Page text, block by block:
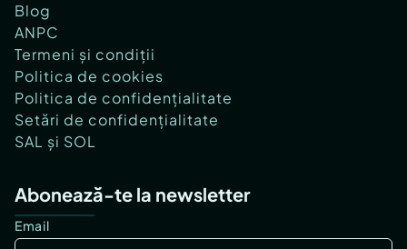
Blog
ANPC
Termeni și condiții
Politica de cookies
Politica de confidențialitate
Setări de confidențialitate
SAL și SOL
Abonează-te la newsletter
Email